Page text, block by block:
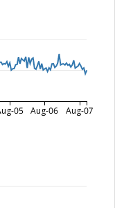
05 Aug-06 Aug-07